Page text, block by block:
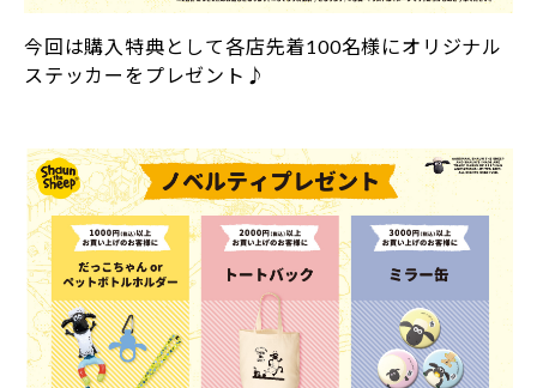
今回は購入特典として各店先着100名様にオリジナル
ステッカーをプレゼント♪